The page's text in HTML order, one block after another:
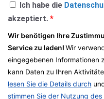
Ich habe die
akzeptiert. *
Wir benötigen Ihre
Service zu laden!Wir
eingegebenen Informationen
kann Daten zu Ihren
lesen Sie die Details durch
stimmen Sie der Nutzung des